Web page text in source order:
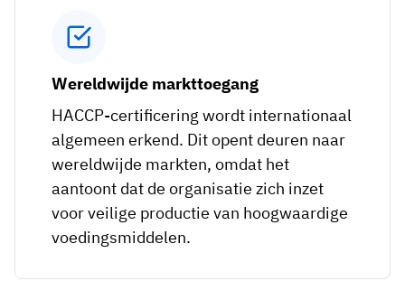
Wereldwijde markttoegang
HACCP-certificering wordt internationaal
algemeen erkend. Dit opent deuren naar
wereldwijde markten, omdat het
aantoont dat de organisatie zich inzet
voor veilige productie van hoogwaardige
voedingsmiddelen.